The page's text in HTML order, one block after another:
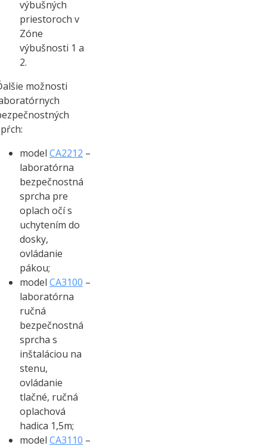
výbušných
priestoroch v
Zóne
výbušnosti 1 a
2.
možnosti
model CA2212 –
laboratórna
bezpečnostná
sprcha pre
oplach očí s
uchytením do
dosky,
ovládanie
pákou;
model CA3100 –
laboratórna
ručná
bezpečnostná
sprcha s
inštaláciou na
stenu,
ovládanie
tlačné, ručná
oplachová
hadica 1,5m;
model CA3110 –